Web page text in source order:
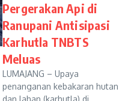
Pergerakan Api di
Ranupani Antisipasi
Karhutla TNBTS
Meluas
LUMAJANG – Upaya
penanganan kebakaran hutan
dan lahan (karhutla) di